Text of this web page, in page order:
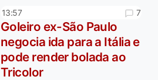
13:57 7
Goleiro ex-São Paulo
negocia ida para a Itália e
pode render bolada ao
Tricolor